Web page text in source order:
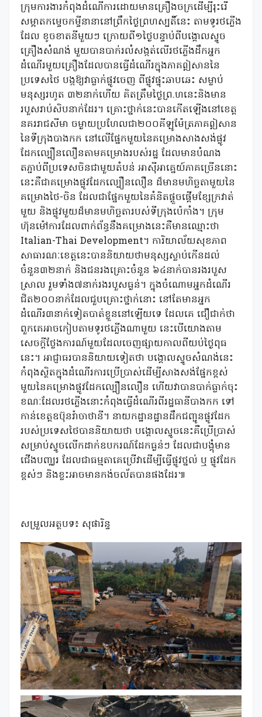
ក្រុមការងារកំពុងដំណើការដោយមានគ្រឿងចក្រដើម្បីរុះរើ
សម្អាតកម្ទេចកម្ទីនានានៅព្រឹកថ្ងៃព្រហស្បតិ៍នេះ តាមទូរថភ្លើង
ដែល ខូចខាតនីមួយៗ ក្រោយពី១ថ្ងៃបន្ទាប់ពីបង្គោលស្ទូច
គ្រឿងសំណង់ មួយបានបាក់រលំសង្កត់លើរថភ្លើងដឹកអ្នក
ដំណើរមួយគ្រឿងដែលបានធ្វើដំណើរក្នុងភាគឦសាននៃ
ប្រទេសថៃ បង្កឱ្យវាធ្លាក់ផ្លូវចេញ ពីផ្លូវផ្ទុះឆាបឆេះ សម្លាប់
មនុស្សរហូត ៣២នាក់ហើយ គិតត្រឹមថ្ងៃព្រ.ហនេះនិងមាន
របួសរាប់សិបនាក់ដែរ។ គ្រោះថ្នាក់នេះបានកើតឡើងនៅខេត្ត
នគររាជសីមា ចម្ងាយប្រហែលជា២០០គីឡូម៉ែត្រភាគឦសាន
នៃទីក្រុងបាងកក នៅលើផ្នែកមួយនៃគម្រោងសាងសង់ផ្លូវ
ដែកល្បឿនលឿនតាមគម្រោងរបស់រដ្ឋ ដែលមានបំណង
តភ្ជាប់ពីប្រទេសចិនជាមួយតំបន់ អាស៊ីអាគ្នេយ៍ភាគច្រើននោះ
នេះគឺជាគម្រោងផ្លូវដែកល្បឿនលឿន ដ៏មានមហិច្ឆតាមួយនៃ
គម្រោងថៃ-ចិន ដែលជាផ្នែកមួយនៃគំនិតផ្តួចផ្តើមខ្សែក្រវាត់
មួយ និងផ្លូវមួយដ៏មានមហិច្ឆតារបស់ទីក្រុងប៉េកាំង។ ក្រុម
ហ៊ុនម៉ៅការដែលពាក់ព័ន្ធនឹងគម្រោងនេះគឺមានឈ្មោះថា
Italian-Thai Development។ ការិយាល័យសុខភាព
សាធារណៈខេត្តនេះបាននិយាយថាមនុស្សស្លាប់កើនដល់
ចំនួន៣២នាក់ និងជនរងគ្រោះចំនួន ៦៤នាក់បានរងរបួស
ស្រាល រួមទាំង៧នាក់រងរបួសធ្ងន់។ ក្នុងចំណោមអ្នកដំណើរ
ជិត២០០នាក់ដែលជួបគ្រោះថ្នាក់នោះ នៅតែមានអ្នក
ដំណើរ៣នាក់ទៀតបាត់ខ្លួននៅឡើយទេ ដែលគេ ជឿជាក់ថា
ពួកគេអាចកៀបតាមទូរថភ្លើងណាមួយ នេះបើយោងតាម
សេចក្តីថ្លែងការណ៍មួយដែលចេញផ្សាយកាលពីយប់ថ្ងៃពុធ
នេះ។ អាជ្ញាធរបាននិយាយទៀតថា បង្គោលស្ទូចសំណង់នេះ
កំពុងស្ថិតក្នុងដំណើរការប្រើប្រាស់ដើម្បីសាងសង់ផ្នែកខ្ពស់
មួយនៃគម្រោងផ្លូវដែកល្បឿនលឿន ហើយវាបានបាក់ធ្លាក់ចុះ
ខណៈដែលរថភ្លើងនោះកំពុងធ្វើដំណើរពីរដ្ឋធានីបាងកក ទៅ
កាន់ខេត្តឧប៊ុនរ៉ាចាថានី។ នាយកដ្ឋានដ្ឋានដឹកជញ្ជូនផ្លូវដែក
របស់ប្រទេសថៃបាននិយាយថា បង្គោលស្ទូចនេះគឺប្រើប្រាស់
សម្រាប់ស្ទូចលើកដាក់ឧបករណ៍ដែកធ្ងន់ៗ ដែលជាបង្គុំមាន
ជើងបញ្ឈរ ដែលជាធម្មតាគេប្រើវាដើម្បីធ្វើផ្លូវថ្នល់ ឬ ផ្លូវដែក
ខ្ពស់ៗ និងខ្លះអាចមានកង់ចល័តបានផងដែរ៕
សម្រួលអត្ថបទ៖ សុផារិន្ទ